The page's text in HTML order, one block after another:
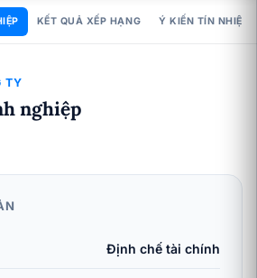
KẾT QUẢ XẾP HẠNG Ý KIẾN TÍN NHIỆM
TY
nghiệp
Định chế tài chính